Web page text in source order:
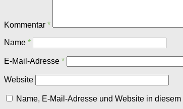
Kommentar *
Name *
E-Mail-Adresse *
Website
Name, E-Mail-Adresse und Website in